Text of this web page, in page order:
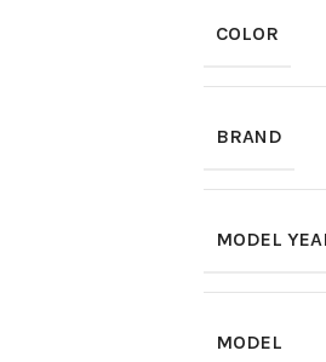
COLOR
BRAND
MODEL
MODEL